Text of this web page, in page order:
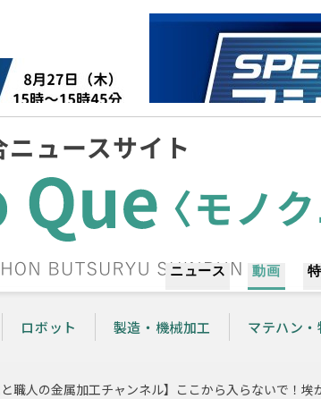
ニュース 動画
ロボット 製造・機械加工 マテハン
と職人の金属加工チャンネル】ここから入らないで！埃